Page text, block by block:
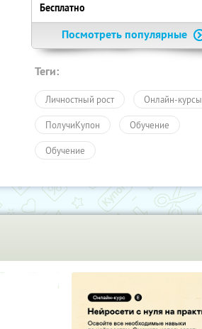
Бесплатно
Посмотреть популярные
Теги:
Личностный рост Онлайн-курсы
ПолучиКупон Обучение
Обучение